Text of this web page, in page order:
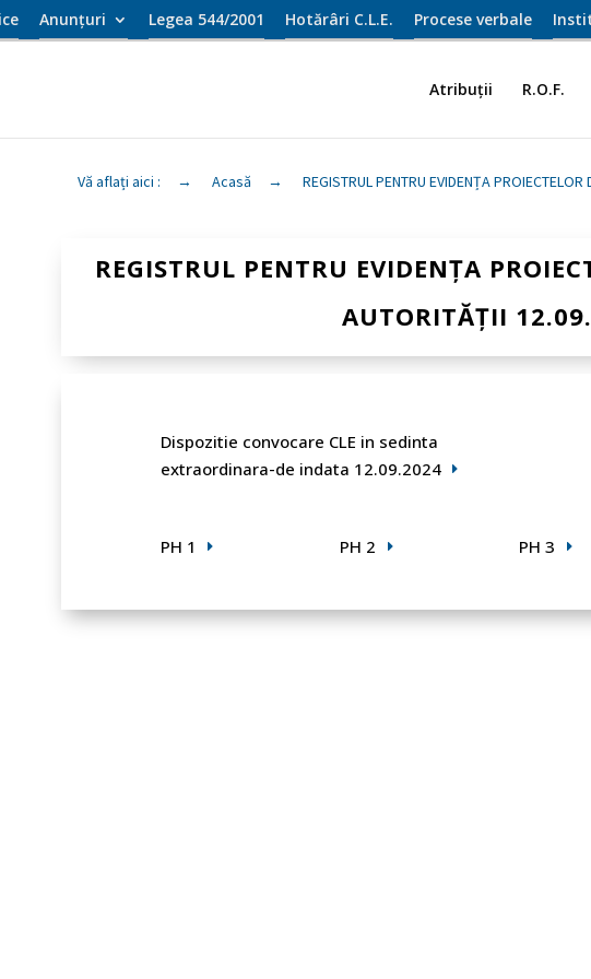
Anunțuri Legea 544/2001 Hotărâri C.L.E. Procese verbale
Atribuții R.O.F.
Vă aflați aici : → Acasă → REGISTRUL PENTRU EVIDENȚA
REGISTRUL PENTRU EVIDENȚA
AUTORITĂȚII
Dispozitie convocare CLE in sedinta
extraordinara-de indata 12.09.2024
PH 1 PH 2 PH 3